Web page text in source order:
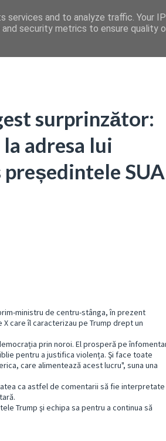
surprinzător:
adresa lui
președintele SUA
ministru de centru-stânga, în prezent
care îl caracterizau pe Trump drept un
prin noroi. El prosperă pe
pentru a justifica violența. Şi face toate
care alimentează acest lucru", suna una
ca astfel de comentarii să fie interpretate
Trump şi echipa sa pentru a continua să
and to analyze traffic. Your
security metrics to ensure quality